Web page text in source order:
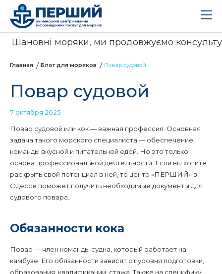
Шановні моряки, ми продовжуємо
Главная Блог для моряков Повар судовой
Повар судовой
7 октября 2025
Повар судовой или кок — важная профессия. Основная
задача такого морского специалиста — обеспечение
команды вкусной и питательной едой. Но это только
основа профессиональной деятельности. Если вы хотите
раскрыть свой потенциал в ней, то центр «ПЕРШИЙ» в
Одессе поможет получить необходимые документы для
судового повара.
Обязанности кока
Повар — член команды судна, который работает на
камбузе. Его обязанности зависят от уровня подготовки,
образования, квалификации, стажа. Также на специфику